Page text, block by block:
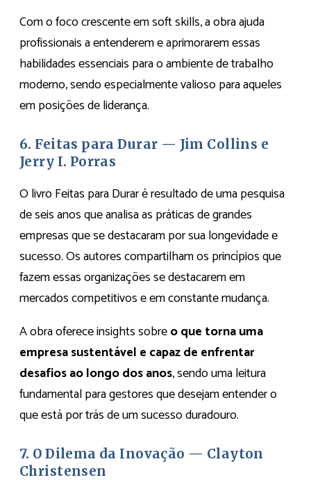
Com o foco crescente em soft skills, a obra ajuda
profissionais a entenderem e aprimorarem essas
habilidades essenciais para o ambiente de trabalho
moderno, sendo especialmente valioso para aqueles
em posições de liderança.
6. Feitas para Durar — Jim Collins e
Jerry I. Porras
O livro Feitas para Durar é resultado de uma pesquisa
de seis anos que analisa as práticas de grandes
empresas que se destacaram por sua longevidade e
sucesso. Os autores compartilham os princípios que
fazem essas organizações se destacarem em
mercados competitivos e em constante mudança.
A obra oferece insights sobreo que torna uma
empresa sustentável e capaz de enfrentar
desafios ao longo dos anos, sendo uma leitura
fundamental para gestores que desejam entender o
que está por trás de um sucesso duradouro.
7. O Dilema da Inovação — Clayton
Christensen